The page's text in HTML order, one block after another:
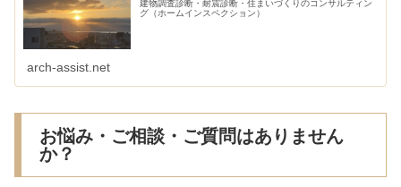
建物調査診断・耐震診断・住まいづくりのコンサルティン
グ（ホームインスペクション）
arch-assist.net
お悩み・ご相談・ご質問はありません
か？